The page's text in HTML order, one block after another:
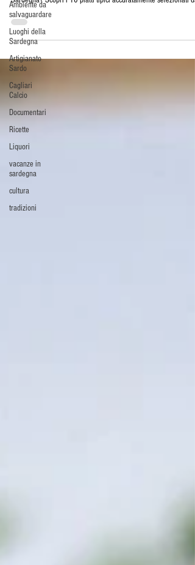
Ambiente da
salvaguardare
Luoghi della
Sardegna
Artigianato
Sardo
Cagliari
Calcio
Documentari
Ricette
Liquori
vacanze in
sardegna
cultura
tradizioni